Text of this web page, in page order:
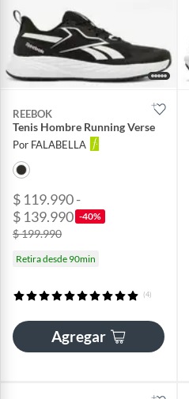
REEBOK
Tenis Hombre Running Verse
Por FALABELLA
$ 119.990 -
$ 139.990 -40%
$ 199.990
Retira desde 90min
(4)
Agregar